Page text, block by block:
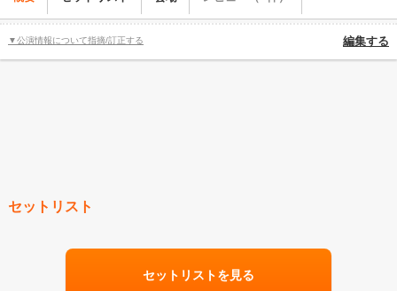
▼公演情報について指摘/訂正する 編集する
セットリスト
セットリストを見る